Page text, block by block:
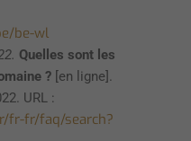
be-wl
Quelles sont les
? [en ligne].
URL :
fr-fr/faq/search?